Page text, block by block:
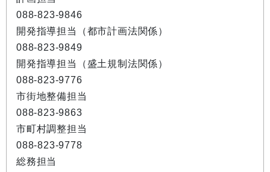
088-823-9846
開発指導担当（都市計画法関係）
088-823-9849
開発指導担当（盛土規制法関係）
088-823-9776
市街地整備担当
088-823-9863
市町村調整担当
088-823-9778
総務担当